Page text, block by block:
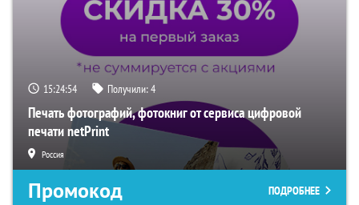
15:24:53 Получили:4
Печать фотографий, фотокниг от сервиса цифровой
печати netPrint
Россия
Промокод ПОДРОБНЕЕ